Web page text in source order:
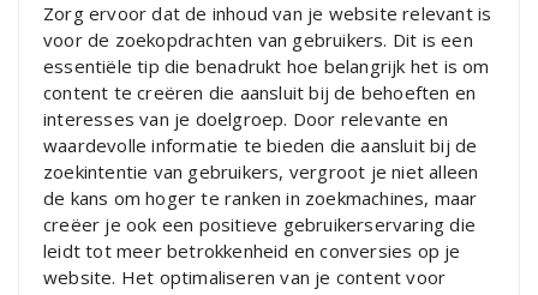
Zorg ervoor dat de inhoud van je website relevant is
voor de zoekopdrachten van gebruikers. Dit is een
essentiële tip die benadrukt hoe belangrijk het is om
content te creëren die aansluit bij de behoeften en
interesses van je doelgroep. Door relevante en
waardevolle informatie te bieden die aansluit bij de
zoekintentie van gebruikers, vergroot je niet alleen
de kans om hoger te ranken in zoekmachines, maar
creëer je ook een positieve gebruikerservaring die
leidt tot meer betrokkenheid en conversies op je
website. Het optimaliseren van je content voor